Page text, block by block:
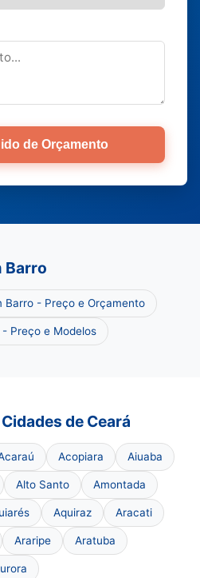
de Orçamento
Barro
Barro - Preço e Orçamento
Preço e Modelos
de Ceará
Acopiara Aiuaba
Alto Santo Amontada
Aquiraz Aracati
Araripe Aratuba